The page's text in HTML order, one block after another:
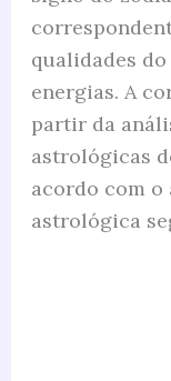
qualidades
energias. A
partir da
astrológicas
acordo com
astrológica